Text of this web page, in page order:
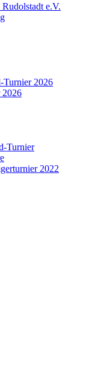
e.V.
2026
2026
Turnier
2022